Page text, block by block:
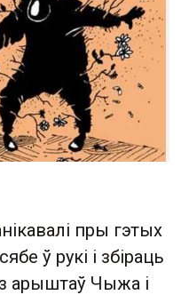
пры гэтых
ў рукі і збіраць
арыштаў Чыжа і